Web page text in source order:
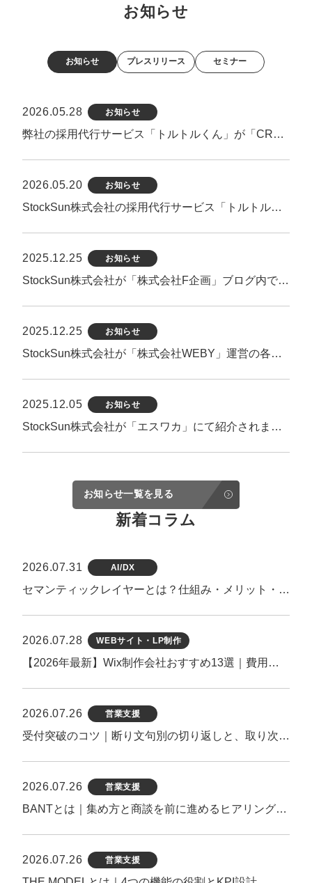
お知らせ
お知らせ プレスリリース セミナー
2026.05.28 お知らせ
弊社の採用代行サービス「トルトルくん」が「CREX」様にて紹介されました
2026.05.20 お知らせ
StockSun株式会社の採用代行サービス「トルトルくん」が「株式会社R4」ブログ内で紹介されました。
2025.12.25 お知らせ
StockSun株式会社が「株式会社F企画」ブログ内で紹介されました。
2025.12.25 お知らせ
StockSun株式会社が「株式会社WEBY」運営の各サイト内で紹介されました。
2025.12.05 お知らせ
StockSun株式会社が「エスワカ」にて紹介されました。
お知らせ一覧を見る
新着コラム
2026.07.31 AI/DX
セマンティックレイヤーとは？仕組み・メリット・導入手順を徹底解説【2026年最新】
2026.07.28 WEBサイト・LP制作
【2026年最新】Wix制作会社おすすめ13選｜費用相場・実績・選び方を徹底比較
2026.07.26 営業支援
受付突破のコツ｜断り文句別の切り返しと、取り次がれる第一声のつくり方
2026.07.26 営業支援
BANTとは｜集め方と商談を前に進めるヒアリング方法
2026.07.26 営業支援